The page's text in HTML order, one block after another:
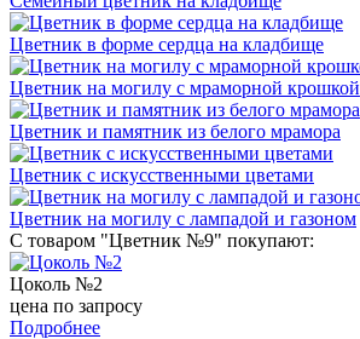
Цветник в форме сердца на кладбище
Цветник на могилу с мраморной крошкой
Цветник и памятник из белого мрамора
Цветник с искусственными цветами
Цветник на могилу с лампадой и газоном
С товаром "Цветник №9" покупают:
Цоколь №2
цена по запросу
Подробнее